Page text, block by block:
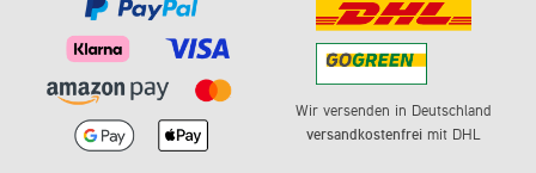
Wir versenden in Deutschland
versandkostenfreimit DHL